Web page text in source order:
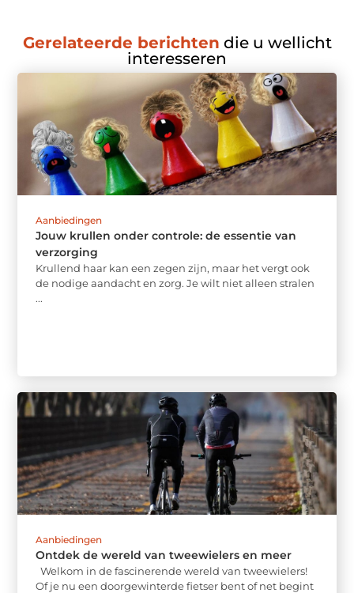
Gerelateerde berichten die u wellicht
interesseren
Aanbiedingen
Jouw krullen onder controle: de essentie van
verzorging
Krullend haar kan een zegen zijn, maar het vergt ook
de nodige aandacht en zorg. Je wilt niet alleen stralen
...
Aanbiedingen
Ontdek de wereld van tweewielers en meer
Welkom in de fascinerende wereld van tweewielers!
Of je nu een doorgewinterde fietser bent of net begint